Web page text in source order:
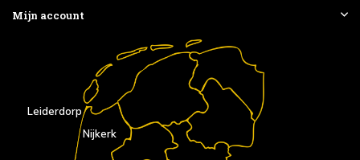
Mijn account
Nijkerk
Leiderdorp